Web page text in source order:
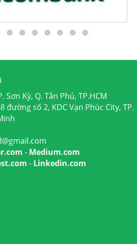
Sơn Kỳ, Q. Tân Phú, TP.HCM
đường số 2, KDC Vạn Phúc City, TP.
- Medium.com
- Linkedin.com